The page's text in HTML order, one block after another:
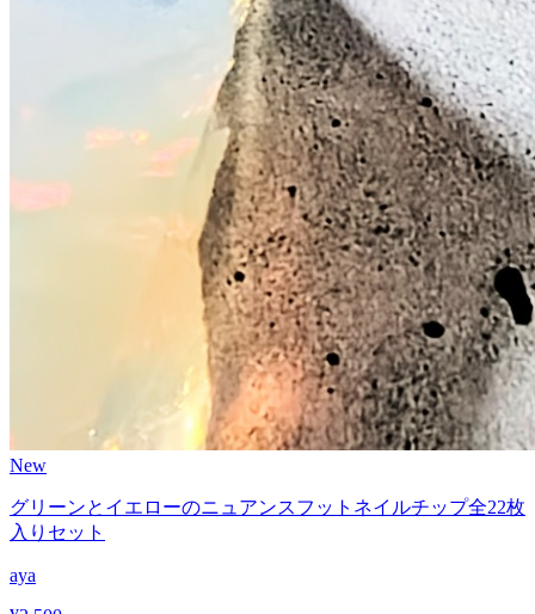
New
グリーンとイエローのニュアンスフットネイルチップ全22枚
入りセット
aya